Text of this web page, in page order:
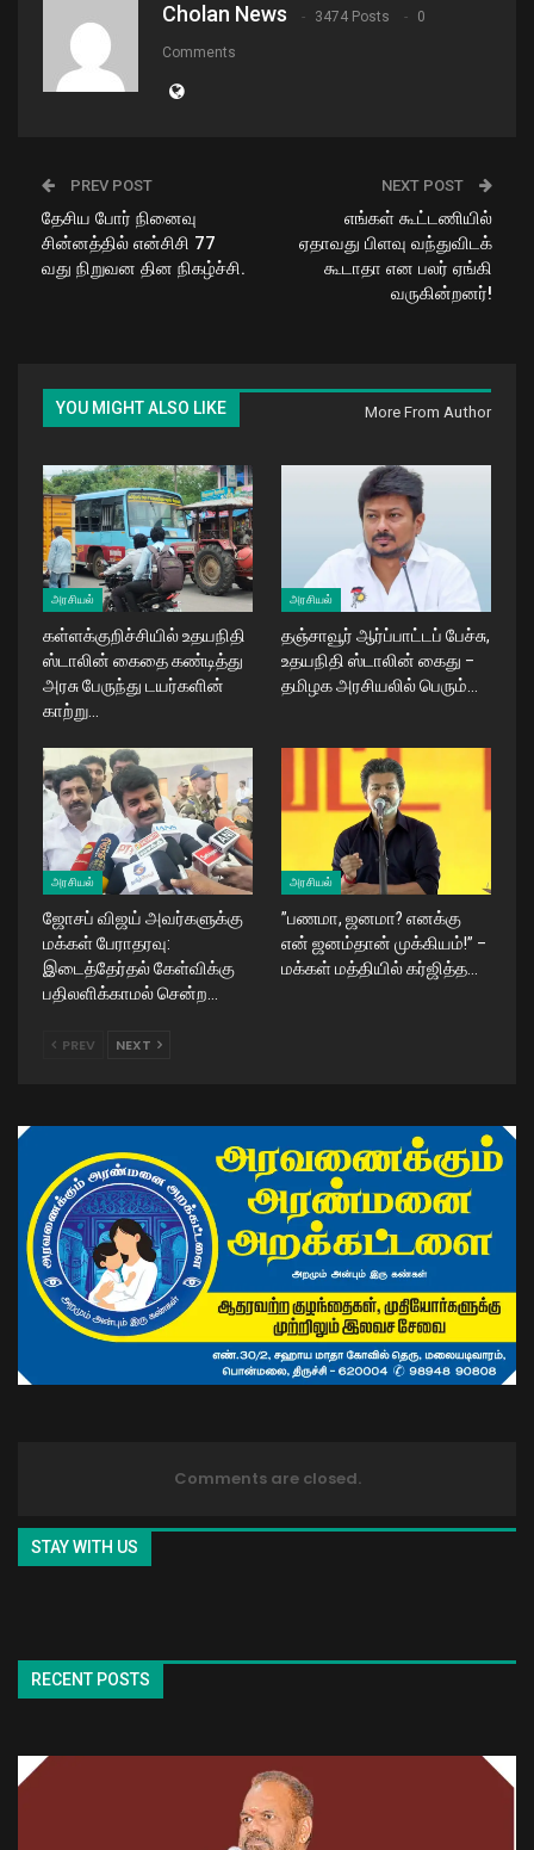
Cholan News 3474 Posts 0
Comments
PREV POST
தேசிய போர் நினைவு
சின்னத்தில் என்சிசி 77
வது நிறுவன தின நிகழ்ச்சி.
NEXT POST
எங்கள் கூட்டணியில்
ஏதாவது பிளவு வந்துவிடக்
கூடாதா என பலர் ஏங்கி
வருகின்றனர்!
YOU MIGHT ALSO LIKE More From Author
அரசியல்
கள்ளக்குறிச்சியில் உதயநிதி
ஸ்டாலின் கைதை கண்டித்து
அரசு பேருந்து டயர்களின்
காற்று…
அரசியல்
தஞ்சாவூர் ஆர்ப்பாட்டப் பேச்சு,
உதயநிதி ஸ்டாலின் கைது –
தமிழக அரசியலில் பெரும்…
அரசியல்
ஜோசப் விஜய் அவர்களுக்கு
மக்கள் பேராதரவு:
இடைத்தேர்தல் கேள்விக்கு
பதிலளிக்காமல் சென்ற…
அரசியல்
​”பணமா, ஜனமா? எனக்கு
என் ஜனம்தான் முக்கியம்!” –
மக்கள் மத்தியில் கர்ஜித்த…
PREV NEXT
Comments are closed.
STAY WITH US
RECENT POSTS